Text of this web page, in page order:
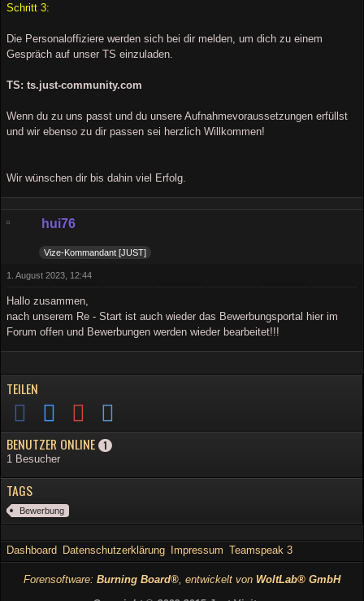
Schritt 3:
Die Personaloffiziere werden sich bei dir melden, um dich zu einem
Gespräch auf unser TS einzuladen.
TS: ts.just-community.com
Wenn du zu uns passt und du unsere Aufnahmevoraussetzungen erfüllst
und wir ebenso zu dir passen sei herzlich Willkommen!
Wir wünschen dir bis dahin viel Erfolg.
hui76
Vize-Kommandant [JUST]
1. August 2023, 12:44
Hallo zusammen,
nach unserem Re - Start ist auch wieder das Bewerbungsportal hier im
Forum offen und Bewerbungen werden wieder bearbeitet!!!
TEILEN
BENUTZER ONLINE 1
1 Besucher
TAGS
Bewerbung
Dashboard Datenschutzerklärung Impressum Teamspeak 3
Forensoftware: Burning Board®, entwickelt von WoltLab® GmbH